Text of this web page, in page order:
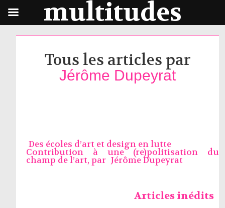
Tous les articles par
Jérôme Dupeyrat
Des écoles d’art et design en lutte
Contribution à une (re)politisation du
champ de l’art, par Jérôme Dupeyrat
Articles inédits
multitudes